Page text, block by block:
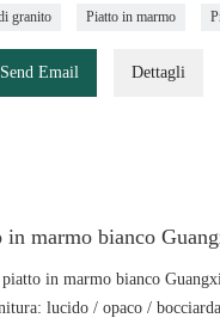
granito Piatto in marmo
Send Email Dettagli
in marmo bianco
in marmo bianco
lucido / opaco /